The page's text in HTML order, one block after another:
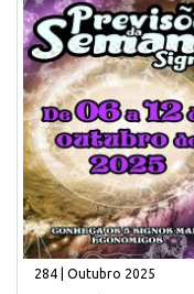
284 | Outubro 2025